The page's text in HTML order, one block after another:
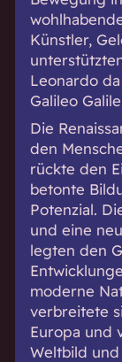
Künstler,
Leonardo
Galileo
Die
den
rückte den
betonte
Potenzial.
und eine
legten den
moderne
verbreitete
Europa und
Weltbild